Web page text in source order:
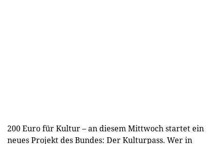
200 Euro für Kultur – an diesem Mittwoch startet ein
neues Projekt des Bundes: Der Kulturpass. Wer in